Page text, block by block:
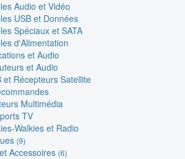
Audio et Vidéo
USB et Données
Spéciaux et SATA
d'Alimentation
et Audio
et Audio
et Récepteurs Satellite
Multimédia
TV
Walkies et Radio
(9)
Accessoires (6)